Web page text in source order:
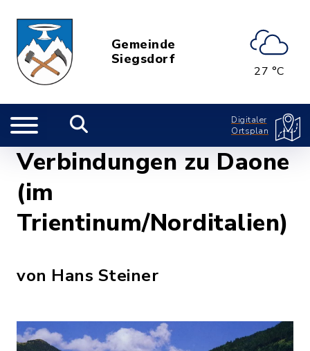
Gemeinde
Siegsdorf
27 °C
Digitaler
Ortsplan
Verbindungen zu Daone
(im
Trientinum/Norditalien)
von Hans Steiner